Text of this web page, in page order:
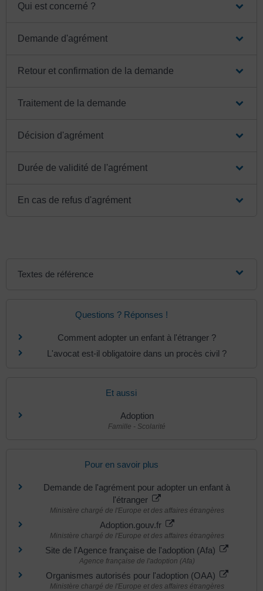
Qui est concerné ?
Demande d'agrément
Retour et confirmation de la demande
Traitement de la demande
Décision d'agrément
Durée de validité de l'agrément
En cas de refus d'agrément
Textes de référence
Questions ? Réponses !
Comment adopter un enfant à l'étranger ?
L'avocat est-il obligatoire dans un procès civil ?
Et aussi
Adoption
Famille - Scolarité
Pour en savoir plus
Demande de l'agrément pour adopter un enfant à
l'étranger
Ministère chargé de l'Europe et des affaires étrangères
Adoption.gouv.fr
Ministère chargé de l'Europe et des affaires étrangères
Site de l'Agence française de l'adoption (Afa)
Agence française de l'adoption (Afa)
Organismes autorisés pour l'adoption (OAA)
Ministère chargé de l'Europe et des affaires étrangères